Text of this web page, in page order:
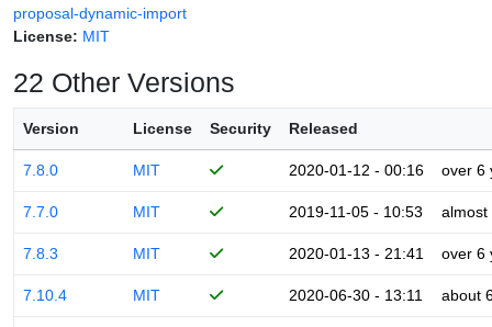
proposal-dynamic-import
License: MIT
22 Other Versions
Version License Security Released
7.8.0 MIT 2020-01-12 - 00:16 over 6
7.7.0 MIT 2019-11-05 - 10:53 almost
7.8.3 MIT 2020-01-13 - 21:41 over 6
7.10.4 MIT 2020-06-30 - 13:11 about